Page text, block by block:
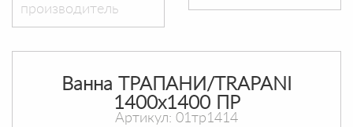
производитель
Ванна ТРАПАНИ/TRAPANI
1400х1400 ПР
Артикул: 01тр1414